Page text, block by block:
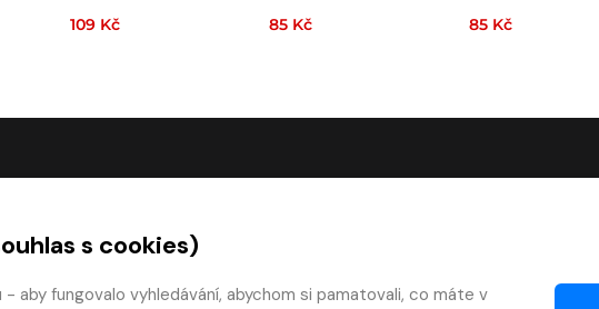
109 Kč 85 Kč 85 Kč
dotazy
Kontakty
s cookies)
aby fungovalo vyhledávání, abychom si pamatovali, co máte v